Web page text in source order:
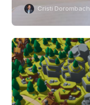
Cristi Dorombach